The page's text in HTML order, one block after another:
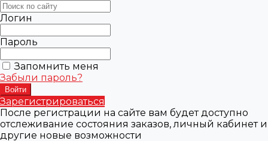
Логин
Пароль
Запомнить меня
Забыли пароль?
Зарегистрироваться
После регистрации на сайте вам будет доступно
отслеживание состояния заказов, личный кабинет и
другие новые возможности